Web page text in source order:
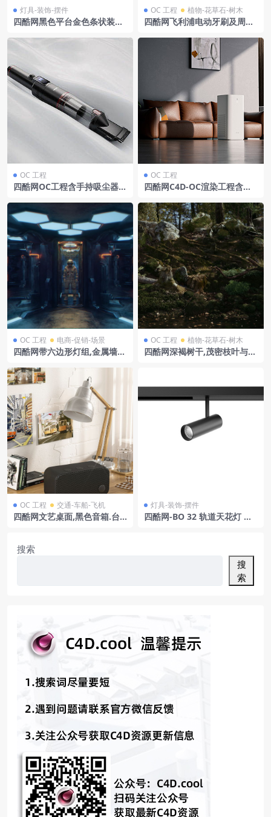
灯具-装饰-摆件
四酷网黑色平台金色条状装饰
OC 工程 植物-花草石-树木
四酷网飞利浦电动牙刷及周边
OC 工程
四酷网OC工程含手持吸尘器及
OC 工程
四酷网C4D-OC渲染工程含空
挂画绿植盆栽木质地板边柜装
饰相框窗帘
OC 工程 电商-促销-场景
四酷网带六边形灯组,金属墙壁
OC 工程 植物-花草石-树木
四酷网深褐树干,茂密枝叶与地
OC 工程 交通-车船-飞机
四酷网文艺桌面,黑色音箱.台
灯具-装饰-摆件
四酷网-BO 32 轨道天花灯 灯
搜索
搜
索